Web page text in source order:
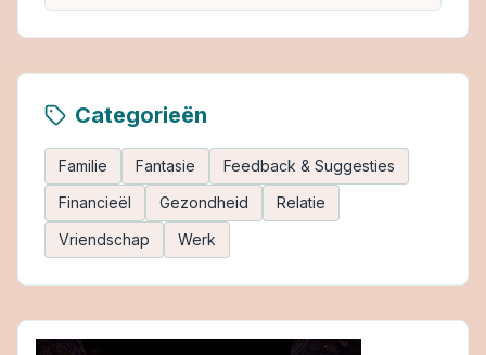
Categorieën
Familie Fantasie
Feedback & Suggesties
Financieël
Gezondheid
Relatie
Vriendschap
Werk